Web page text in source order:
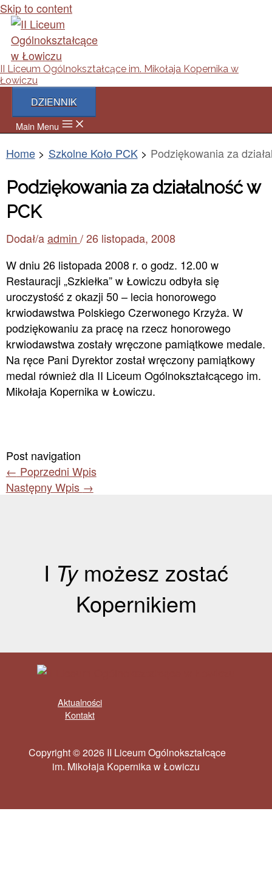
Skip to content
II Liceum Ogólnokształcące im. Mikołaja Kopernika w
Łowiczu
DZIENNIK
Main Menu
Home Szkolne Koło PCK Podziękowania za
Podziękowania za działalność w
PCK
Dodał/a admin /26 listopada, 2008
W dniu 26 listopada 2008 r. o godz. 12.00 w
Restauracji „Szkiełka” w Łowiczu odbyła się
uroczystość z okazji 50 – lecia honorowego
krwiodawstwa Polskiego Czerwonego Krzyża. W
podziękowaniu za pracę na rzecz honorowego
krwiodawstwa zostały wręczone pamiątkowe medale.
Na ręce Pani Dyrektor został wręczony pamiątkowy
medal również dla II Liceum Ogólnokształcącego im.
Mikołaja Kopernika w Łowiczu.
Post navigation
← Poprzedni Wpis
Następny Wpis →
I Tymożesz zostać
Kopernikiem
Aktualności
Kontakt
Copyright © 2026 II Liceum Ogólnokształcące
im. Mikołaja Kopernika w Łowiczu